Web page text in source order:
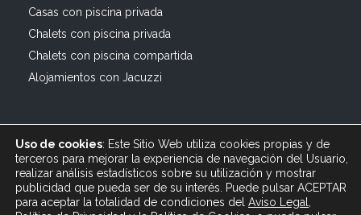
Casas con piscina privada
Chalets con piscina privada
Chalets con piscina compartida
Alojamientos con Jacuzzi
© 2019 All rights reserved Bagus Vacaciones :: Alquiler
Turístico Vacacional en España, Andalucía, Cádiz ·
Uso de cookies: Este Sitio Web utiliza cookies propias y de
terceros para mejorar la experiencia de navegación del Usuario,
realizar análisis estadísticos sobre su utilización y mostrar
publicidad que pueda ser de su interés. Puede pulsar ACEPTAR
para aceptar la totalidad de condiciones del Aviso Legal